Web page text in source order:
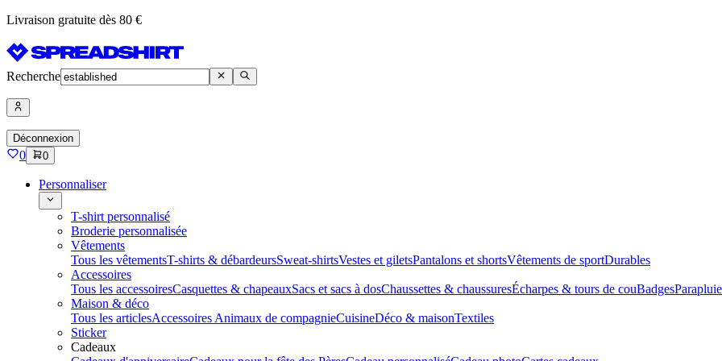
Livraison gratuite dès 80 €
Recherche
Déconnexion
0 0
Personnaliser
T-shirt personnalisé
Broderie personnalisée
Vêtements
Tous les vêtementsT-shirts & débardeursSweat-shirtsVestes et giletsPantalons et shortsVêtements de sportDurables
Accessoires
Tous les accessoiresCasquettes & chapeauxSacs et sacs à dosChaussettes & chaussuresÉcharpes & tours de couBadges
Maison & déco
Tous les articlesAccessoires Animaux de compagnieCuisineDéco & maisonTextiles
Sticker
Cadeaux